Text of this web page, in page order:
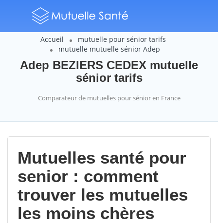
Accueil
mutuelle pour sénior tarifs
mutuelle mutuelle sénior Adep
Adep BEZIERS CEDEX mutuelle
sénior tarifs
Comparateur de mutuelles pour sénior en France
Mutuelles santé pour
senior : comment
trouver les mutuelles
les moins chères